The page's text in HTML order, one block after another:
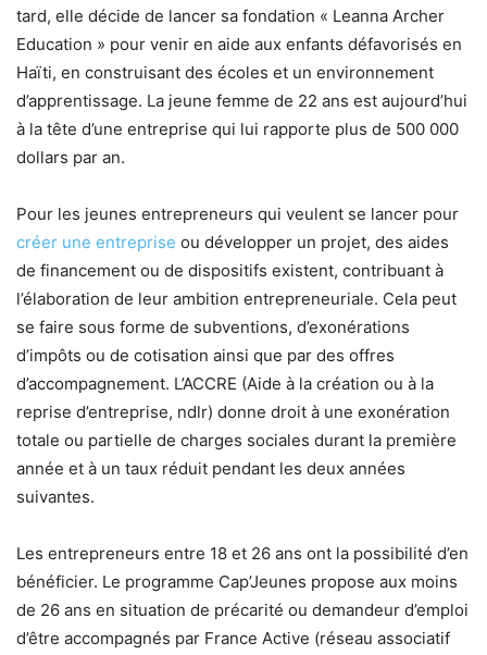
tard, elle décide de lancer sa fondation « Leanna Archer
Education » pour venir en aide aux enfants défavorisés en
Haïti, en construisant des écoles et un environnement
d’apprentissage. La jeune femme de 22 ans est aujourd’hui
à la tête d’une entreprise qui lui rapporte plus de 500 000
dollars par an.
Pour les jeunes entrepreneurs qui veulent se lancer pour
créer une entreprise ou développer un projet, des aides
de financement ou de dispositifs existent, contribuant à
l’élaboration de leur ambition entrepreneuriale. Cela peut
se faire sous forme de subventions, d’exonérations
d’impôts ou de cotisation ainsi que par des offres
d’accompagnement. L’ACCRE (Aide à la création ou à la
reprise d’entreprise, ndlr) donne droit à une exonération
totale ou partielle de charges sociales durant la première
année et à un taux réduit pendant les deux années
suivantes.
Les entrepreneurs entre 18 et 26 ans ont la possibilité d’en
bénéficier. Le programme Cap’Jeunes propose aux moins
de 26 ans en situation de précarité ou demandeur d’emploi
d’être accompagnés par France Active (réseau associatif